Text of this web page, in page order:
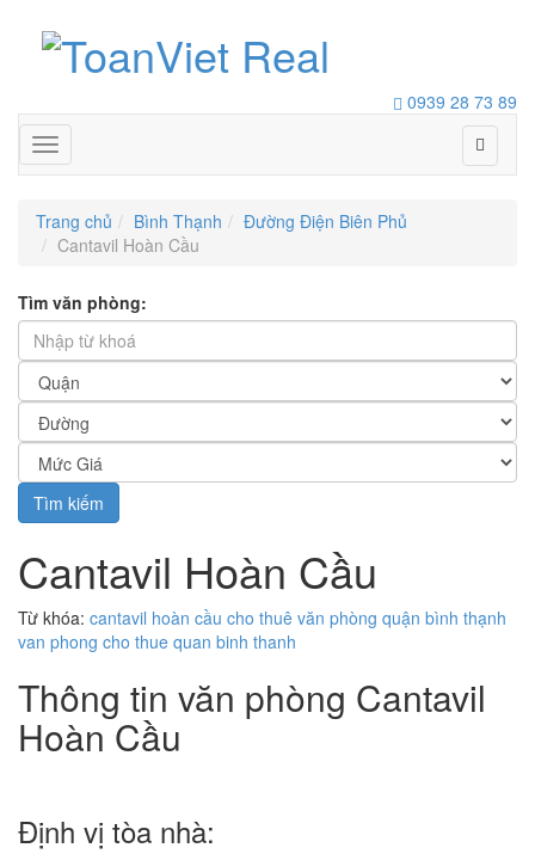
0939 28 73 89
Toggle
navigation
Trang chủ Bình Thạnh
Đường Điện Biên Phủ
Cantavil Hoàn Cầu
Tìm văn phòng:
Tìm kiếm
Cantavil Hoàn Cầu
Từ khóa: cantavil hoàn cầu cho thuê văn phòng quận bình thạnh
van phong cho thue quan binh thanh
Thông tin văn phòng Cantavil
Hoàn Cầu
Định vị tòa nhà: